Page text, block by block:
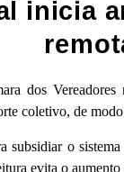
inicia
dos
coletivo, de
o
evita o